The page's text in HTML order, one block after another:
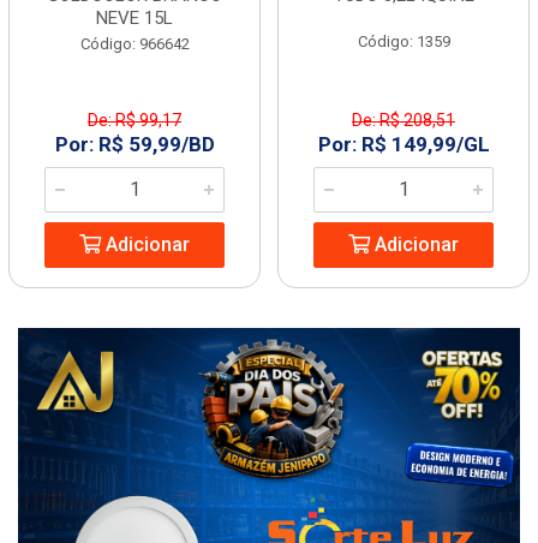
NEVE 15L
Código: 966642
De: R$ 99,17
Por: R$ 59,99/BD
Adicionar
Código: 1359
De: R$ 208,51
Por: R$ 149,99/GL
Adicionar